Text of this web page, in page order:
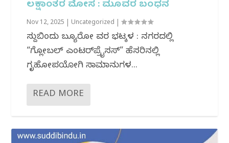
ಲಕ್ಷಾಂತರ ಮೋಸ : ಮೂವರ ಬಂಧನ
Nov 12, 2025 Uncategorized |
ಸುದ್ದಿಬಿಂದು ಬ್ಯೂರೋ ವರದಿ ಭಟ್ಕಳ : ನಗರದಲ್ಲಿ
“ಗ್ಲೋಬಲ್ ಎಂಟರ್‌ಪ್ರೈಸಸ್” ಹೆಸರಿನಲ್ಲಿ
ಗೃಹೋಪಯೋಗಿ ಸಾಮಾನುಗಳ...
READ MORE